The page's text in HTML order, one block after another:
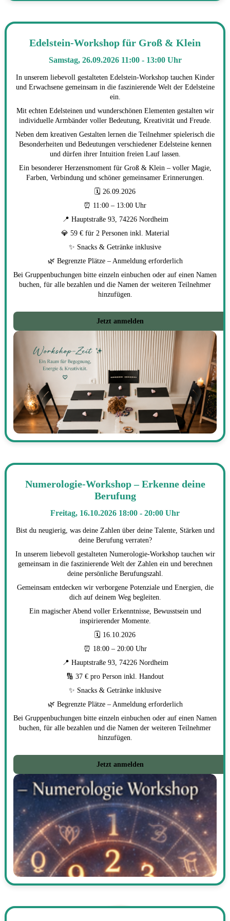
Edelstein-Workshop für Groß & Klein
Samstag, 26.09.2026 11:00 - 13:00 Uhr
In unserem liebevoll gestalteten Edelstein-Workshop tauchen Kinder
und Erwachsene gemeinsam in die faszinierende Welt der Edelsteine
ein.
Mit echten Edelsteinen und wunderschönen Elementen gestalten wir
individuelle Armbänder voller Bedeutung, Kreativität und Freude.
Neben dem kreativen Gestalten lernen die Teilnehmer spielerisch die
Besonderheiten und Bedeutungen verschiedener Edelsteine kennen
und dürfen ihrer Intuition freien Lauf lassen.
Ein besonderer Herzensmoment für Groß & Klein – voller Magie,
Farben, Verbindung und schöner gemeinsamer Erinnerungen.
🗓 26.09.2026
⏰ 11:00 – 13:00 Uhr
📍 Hauptstraße 93, 74226 Nordheim
💎 59 € für 2 Personen inkl. Material
✨ Snacks & Getränke inklusive
🌿 Begrenzte Plätze – Anmeldung erforderlich
Bei Gruppenbuchungen bitte einzeln einbuchen oder auf einen Namen
buchen, für alle bezahlen und die Namen der weiteren Teilnehmer
hinzufügen.
Jetzt anmelden
Numerologie-Workshop – Erkenne deine
Berufung
Freitag, 16.10.2026 18:00 - 20:00 Uhr
Bist du neugierig, was deine Zahlen über deine Talente, Stärken und
deine Berufung verraten?
In unserem liebevoll gestalteten Numerologie-Workshop tauchen wir
gemeinsam in die faszinierende Welt der Zahlen ein und berechnen
deine persönliche Berufungszahl.
Gemeinsam entdecken wir verborgene Potenziale und Energien, die
dich auf deinem Weg begleiten.
Ein magischer Abend voller Erkenntnisse, Bewusstsein und
inspirierender Momente.
🗓 16.10.2026
⏰ 18:00 – 20:00 Uhr
📍 Hauptstraße 93, 74226 Nordheim
🔢 37 € pro Person inkl. Handout
✨ Snacks & Getränke inklusive
🌿 Begrenzte Plätze – Anmeldung erforderlich
Bei Gruppenbuchungen bitte einzeln einbuchen oder auf einen Namen
buchen, für alle bezahlen und die Namen der weiteren Teilnehmer
hinzufügen.
Jetzt anmelden